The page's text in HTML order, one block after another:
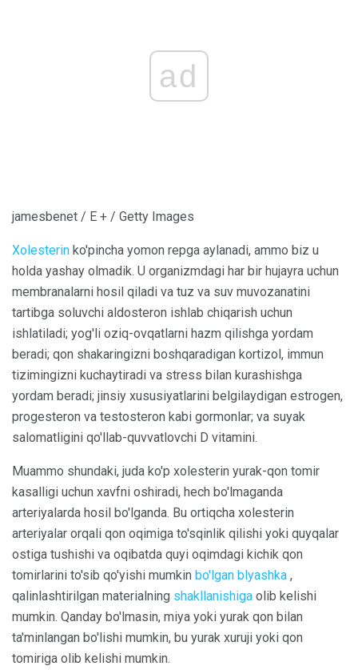
ad
jamesbenet / E + / Getty Images
Xolesterin ko'pincha yomon repga aylanadi, ammo biz u
holda yashay olmadik. U organizmdagi har bir hujayra uchun
membranalarni hosil qiladi va tuz va suv muvozanatini
tartibga soluvchi aldosteron ishlab chiqarish uchun
ishlatiladi; yog'li oziq-ovqatlarni hazm qilishga yordam
beradi; qon shakaringizni boshqaradigan kortizol, immun
tizimingizni kuchaytiradi va stress bilan kurashishga
yordam beradi; jinsiy xususiyatlarini belgilaydigan estrogen,
progesteron va testosteron kabi gormonlar; va suyak
salomatligini qo'llab-quvvatlovchi D vitamini.
Muammo shundaki, juda ko'p xolesterin yurak-qon tomir
kasalligi uchun xavfni oshiradi, hech bo'lmaganda
arteriyalarda hosil bo'lganda. Bu ortiqcha xolesterin
arteriyalar orqali qon oqimiga to'sqinlik qilishi yoki quyqalar
ostiga tushishi va oqibatda quyi oqimdagi kichik qon
tomirlarini to'sib qo'yishi mumkin bo'lgan blyashka ,
qalinlashtirilgan materialning shakllanishiga olib kelishi
mumkin. Qanday bo'lmasin, miya yoki yurak qon bilan
ta'minlangan bo'lishi mumkin, bu yurak xuruji yoki qon
tomiriga olib kelishi mumkin.